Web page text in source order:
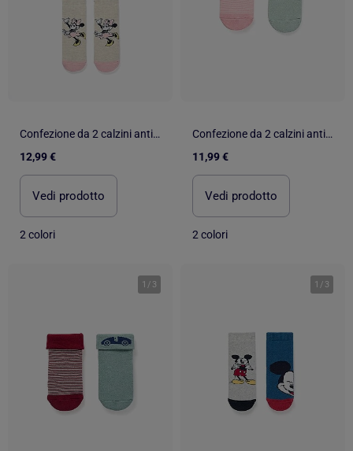
Confezione da 2 calzini antiscivolo con stampe di Minnie
12,99 €
Vedi prodotto
2 colori
Confezione da 2 calzini antiscivolo in spugna
11,99 €
Vedi prodotto
2 colori
1 / 3 1 / 3